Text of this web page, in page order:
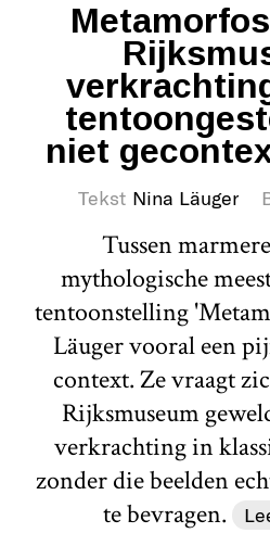
niet
Tekst Nina Läuger
Tussen
mythologische
tentoonstelling
Läuger vooral een
context. Ze vraagt
Rijksmuseum
verkrachting in
zonder die beelden
te bevragen.